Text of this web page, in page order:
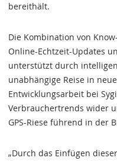
bereithält.
Die Kombination von
Online-Echtzeit-Updates
unterstützt durch
unabhängige Reise in
Entwicklungsarbeit bei
Verbrauchertrends wider
GPS-Riese führend in der
„Durch das Einfügen